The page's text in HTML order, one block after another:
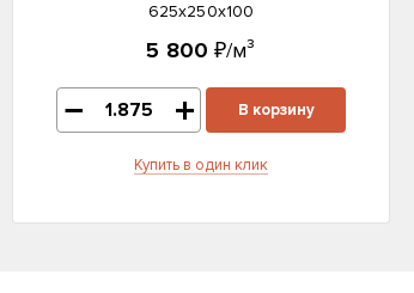
625x250x100
5 800 ₽/м³
В корзину
Купить в один клик